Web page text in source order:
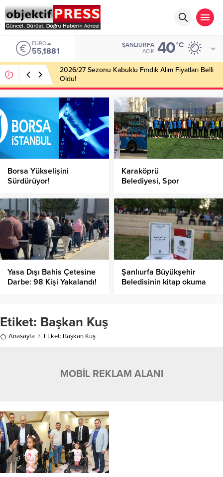
EURO
55,1881
ŞANLIURFA
AÇIK 40°C
2026/27 Sezonu Kabuklu Fındık Alım Fiyatları Belli
Oldu!
Borsa Yükselişini
Sürdürüyor!
Karaköprü
Belediyesi, Spor
Ediyor!
Yasa Dışı Bahis Çetesine
Darbe: 98 Kişi Yakalandı!
Şanlıurfa Büyükşehir
Beledisinin kitap okuma
Etiket: Başkan Kuş
Anasayfa Etiket: Başkan Kuş
MOBİL REKLAM ALANI